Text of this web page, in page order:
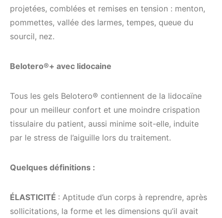
projetées, comblées et remises en tension : menton,
pommettes, vallée des larmes, tempes, queue du
sourcil, nez.
Belotero®+ avec lidocaine
Tous les gels Belotero® contiennent de la lidocaïne
pour un meilleur confort et une moindre crispation
tissulaire du patient, aussi minime soit-elle, induite
par le stress de l’aiguille lors du traitement.
Quelques définitions :
ÉLASTICITÉ : Aptitude d’un corps à reprendre, après
sollicitations, la forme et les dimensions qu’il avait